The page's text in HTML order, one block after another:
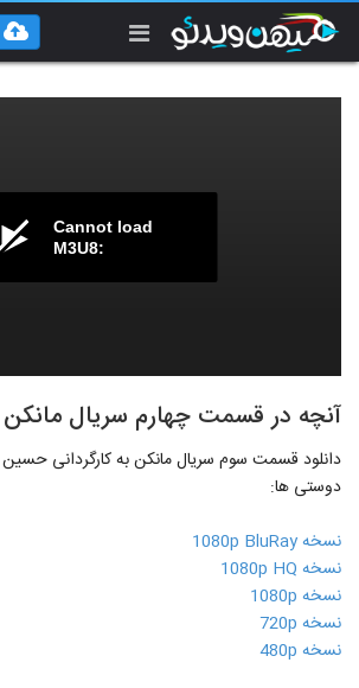
Cannot load
M3U8:
آنچه در قسمت چهارم سریال
دانلود قسمت سوم سریال مانکن به کارگردانی
دوستی ها:
نسخه 1080p BluRay
نسخه 1080p HQ
نسخه 1080p
نسخه 720p
نسخه 480p